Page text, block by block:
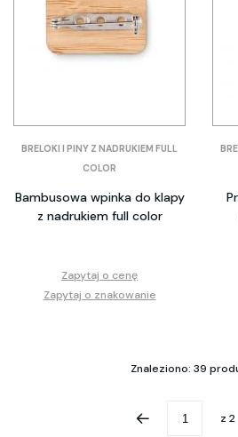
BRELOKI I PINY Z NADRUKIEM FULL
COLOR
Bambusowa wpinka do klapy
z nadrukiem full color
Zapytaj o cenę
Zapytaj o znakowanie
Znaleziono: 39
z 2